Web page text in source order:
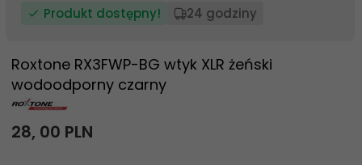
Produkt dostępny! 24 godziny
Roxtone RX3FWP-BG wtyk XLR żeński
wodoodporny czarny
28, 00 PLN